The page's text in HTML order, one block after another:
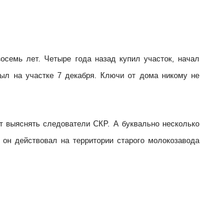
лет. Четыре года назад купил участок, начал
на участке 7 декабря. Ключи от дома никому не
выяснять следователи СКР. А буквально несколько
действовал на территории старого молокозавода